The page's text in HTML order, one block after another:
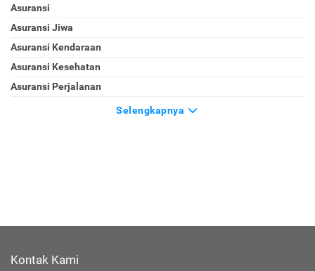
Asuransi
Asuransi Jiwa
Asuransi Kendaraan
Asuransi Kesehatan
Asuransi Perjalanan
Selengkapnya
Kontak Kami